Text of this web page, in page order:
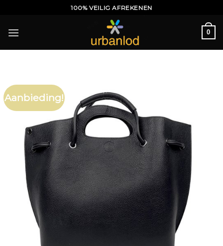
inhoud
100% VEILIG AFREKENEN
0
Aanbieding!